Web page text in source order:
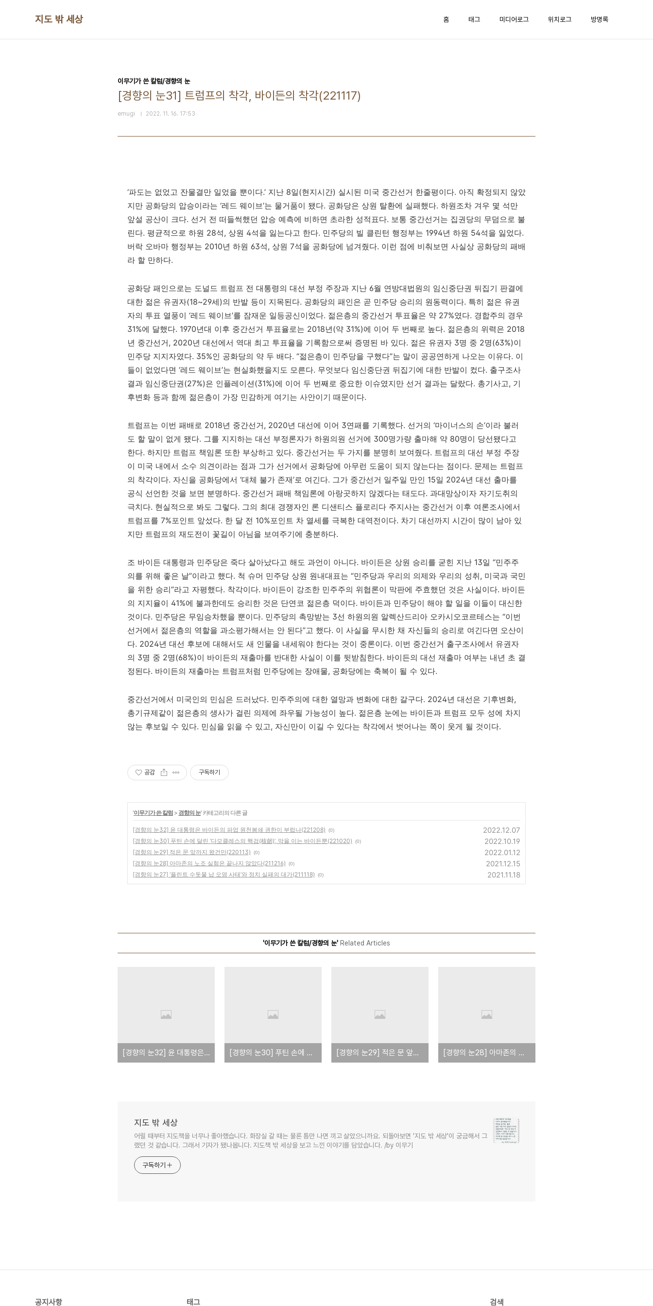
지도 밖 세상 홈 태그 미디어로그 위치로그 방명록
이무기가 쓴 칼럼/경향의 눈
[경향의 눈31] 트럼프의 착각, 바이든의 착각(221117)
emugi 2022. 11. 16. 17:53
‘파도는 없었고 잔물결만 일었을 뿐이다.’ 지난 8일(현지시간) 실시된 미국 중간선거 한줄평이다. 아직 확정되지 않았
지만 공화당의 압승이라는 ‘레드 웨이브’는 물거품이 됐다. 공화당은 상원 탈환에 실패했다. 하원조차 겨우 몇 석만
앞설 공산이 크다. 선거 전 떠들썩했던 압승 예측에 비하면 초라한 성적표다. 보통 중간선거는 집권당의 무덤으로 불
린다. 평균적으로 하원 28석, 상원 4석을 잃는다고 한다. 민주당의 빌 클린턴 행정부는 1994년 하원 54석을 잃었다.
버락 오바마 행정부는 2010년 하원 63석, 상원 7석을 공화당에 넘겨줬다. 이런 점에 비춰보면 사실상 공화당의 패배
라 할 만하다.
공화당 패인으로는 도널드 트럼프 전 대통령의 대선 부정 주장과 지난 6월 연방대법원의 임신중단권 뒤집기 판결에
대한 젊은 유권자(18~29세)의 반발 등이 지목된다. 공화당의 패인은 곧 민주당 승리의 원동력이다. 특히 젊은 유권
자의 투표 열풍이 ‘레드 웨이브’를 잠재운 일등공신이었다. 젊은층의 중간선거 투표율은 약 27%였다. 경합주의 경우
31%에 달했다. 1970년대 이후 중간선거 투표율로는 2018년(약 31%)에 이어 두 번째로 높다. 젊은층의 위력은 2018
년 중간선거, 2020년 대선에서 역대 최고 투표율을 기록함으로써 증명된 바 있다. 젊은 유권자 3명 중 2명(63%)이
민주당 지지자였다. 35%인 공화당의 약 두 배다. “젊은층이 민주당을 구했다”는 말이 공공연하게 나오는 이유다. 이
들이 없었다면 ‘레드 웨이브’는 현실화했을지도 모른다. 무엇보다 임신중단권 뒤집기에 대한 반발이 컸다. 출구조사
결과 임신중단권(27%)은 인플레이션(31%)에 이어 두 번째로 중요한 이슈였지만 선거 결과는 달랐다. 총기사고, 기
후변화 등과 함께 젊은층이 가장 민감하게 여기는 사안이기 때문이다.
트럼프는 이번 패배로 2018년 중간선거, 2020년 대선에 이어 3연패를 기록했다. 선거의 ‘마이너스의 손’이라 불러
도 할 말이 없게 됐다. 그를 지지하는 대선 부정론자가 하원의원 선거에 300명가량 출마해 약 80명이 당선됐다고
한다. 하지만 트럼프 책임론 또한 부상하고 있다. 중간선거는 두 가지를 분명히 보여줬다. 트럼프의 대선 부정 주장
이 미국 내에서 소수 의견이라는 점과 그가 선거에서 공화당에 아무런 도움이 되지 않는다는 점이다. 문제는 트럼프
의 착각이다. 자신을 공화당에서 ‘대체 불가 존재’로 여긴다. 그가 중간선거 일주일 만인 15일 2024년 대선 출마를
공식 선언한 것을 보면 분명하다. 중간선거 패배 책임론에 아랑곳하지 않겠다는 태도다. 과대망상이자 자기도취의
극치다. 현실적으로 봐도 그렇다. 그의 최대 경쟁자인 론 디샌티스 플로리다 주지사는 중간선거 이후 여론조사에서
트럼프를 7%포인트 앞섰다. 한 달 전 10%포인트 차 열세를 극복한 대역전이다. 차기 대선까지 시간이 많이 남아 있
지만 트럼프의 재도전이 꽃길이 아님을 보여주기에 충분하다.
조 바이든 대통령과 민주당은 죽다 살아났다고 해도 과언이 아니다. 바이든은 상원 승리를 굳힌 지난 13일 “민주주
의를 위해 좋은 날”이라고 했다. 척 슈머 민주당 상원 원내대표는 “민주당과 우리의 의제와 우리의 성취, 미국과 국민
을 위한 승리”라고 자평했다. 착각이다. 바이든이 강조한 민주주의 위협론이 막판에 주효했던 것은 사실이다. 바이든
의 지지율이 41%에 불과한데도 승리한 것은 단연코 젊은층 덕이다. 바이든과 민주당이 해야 할 일을 이들이 대신한
것이다. 민주당은 무임승차했을 뿐이다. 민주당의 촉망받는 3선 하원의원 알렉산드리아 오카시오코르테스는 “이번
선거에서 젊은층의 역할을 과소평가해서는 안 된다”고 했다. 이 사실을 무시한 채 자신들의 승리로 여긴다면 오산이
다. 2024년 대선 후보에 대해서도 새 인물을 내세워야 한다는 것이 중론이다. 이번 중간선거 출구조사에서 유권자
의 3명 중 2명(68%)이 바이든의 재출마를 반대한 사실이 이를 뒷받침한다. 바이든의 대선 재출마 여부는 내년 초 결
정된다. 바이든의 재출마는 트럼프처럼 민주당에는 장애물, 공화당에는 축복이 될 수 있다.
중간선거에서 미국인의 민심은 드러났다. 민주주의에 대한 열망과 변화에 대한 갈구다. 2024년 대선은 기후변화,
총기규제같이 젊은층의 생사가 걸린 의제에 좌우될 가능성이 높다. 젊은층 눈에는 바이든과 트럼프 모두 성에 차지
않는 후보일 수 있다. 민심을 읽을 수 있고, 자신만이 이길 수 있다는 착각에서 벗어나는 쪽이 웃게 될 것이다.
공감 구독하기
'이무기가 쓴 칼럼 > 경향의 눈' 카테고리의 다른 글
[경향의 눈32] 윤 대통령은 바이든의 파업 원천봉쇄 권한이 부럽나(221208) (0) 2022.12.07
[경향의 눈30] 푸틴 손에 달린 ‘다모클레스의 핵검(核劒)’, 막을 이는 바이든뿐(221020) (0) 2022.10.19
[경향의 눈29] 적은 문 앞까지 왔건만(220113) (0) 2022.01.12
[경향의 눈28] 아마존의 노조 실험은 끝나지 않았다(211216) (0) 2021.12.15
[경향의 눈27] ‘플린트 수돗물 납 오염 사태’와 정치 실패의 대가(211118) (0) 2021.11.18
'이무기가 쓴 칼럼/경향의 눈' Related Articles
[경향의 눈32] 윤 대통령은 바이든의 파업 원천봉쇄 권한이 부럽나(221208) [경향의 눈30] 푸틴 손에 달린 ‘다모클레스의 핵검(核劒)’, 막을 이는 바이든뿐(221020) [경향의 눈29] 적은 문 앞까지 왔건만(220113) [경향의 눈28] 아마존의 노조 실험은 끝나지 않았다(211216)
지도 밖 세상
어릴 때부터 지도책을 너무나 좋아했습니다. 화장실 갈 때는 물론 틈만 나면 끼고 살았으니까요. 되돌아보면 '지도 밖 세상'이 궁금해서 그
랬던 것 같습니다. 그래서 기자가 됐나봅니다. 지도책 밖 세상을 보고 느낀 이야기를 담았습니다. /by 이무기
구독하기
공지사항 태그 검색